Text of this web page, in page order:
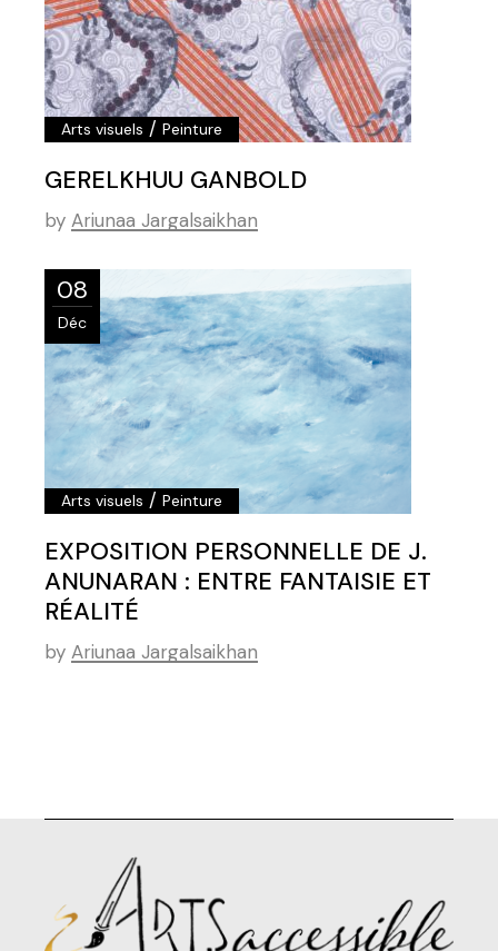
Arts visuels /Peinture
GERELKHUU GANBOLD
by Ariunaa Jargalsaikhan
08
Déc
Arts visuels /Peinture
EXPOSITION PERSONNELLE DE J.
ANUNARAN : ENTRE FANTAISIE ET
RÉALITÉ
by Ariunaa Jargalsaikhan